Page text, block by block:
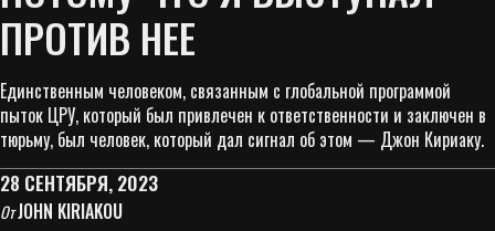
ПРОТИВ НЕЕ
Единственным человеком, связанным с глобальной программой
пыток ЦРУ, который был привлечен к ответственности и заключен в
тюрьму, был человек, который дал сигнал об этом — Джон Кириаку.
28 СЕНТЯБРЯ, 2023
ОтJOHN KIRIAKOU